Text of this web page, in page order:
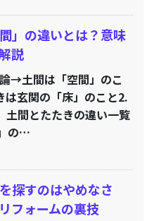
」の違いとは？意味
説
→土間は「空間」のこ
は玄関の「床」のこと2.
土間とたたきの違い一覧
の…
探すのはやめなさ
フォームの裏技